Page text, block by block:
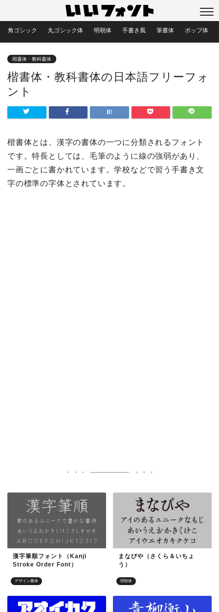
角ゴシック 丸ゴシック体 明朝体 手書き風 筆書体 ポップ体
楷書体・教科書体
楷書体・教科書体の日本語フリーフォ
ント
楷書体とは、漢字の書体の一つに分類されるフォント
です。特長としては、毛筆のように線の強弱があり、
一画ごとに書かれています。学校などで習う手書き文
字の標準の字体とされています。
デザイン書体
漢字筆順フォント（Kanji
Stroke Order Font）
明朝体
まなびや（さくら＆いちょ
う）